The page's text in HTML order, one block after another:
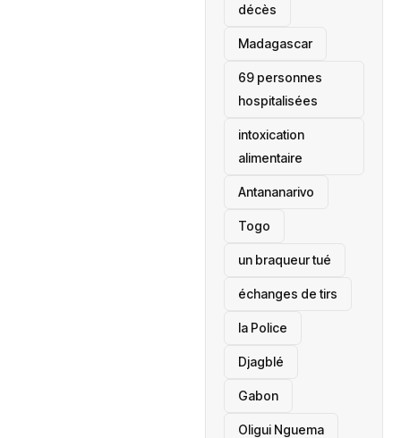
décès
‎Madagascar
69 personnes
hospitalisées
intoxication
alimentaire
Antananarivo
‎Togo
un braqueur tué
échanges de tirs
la Police
Djagblé
Gabon
Oligui Nguema